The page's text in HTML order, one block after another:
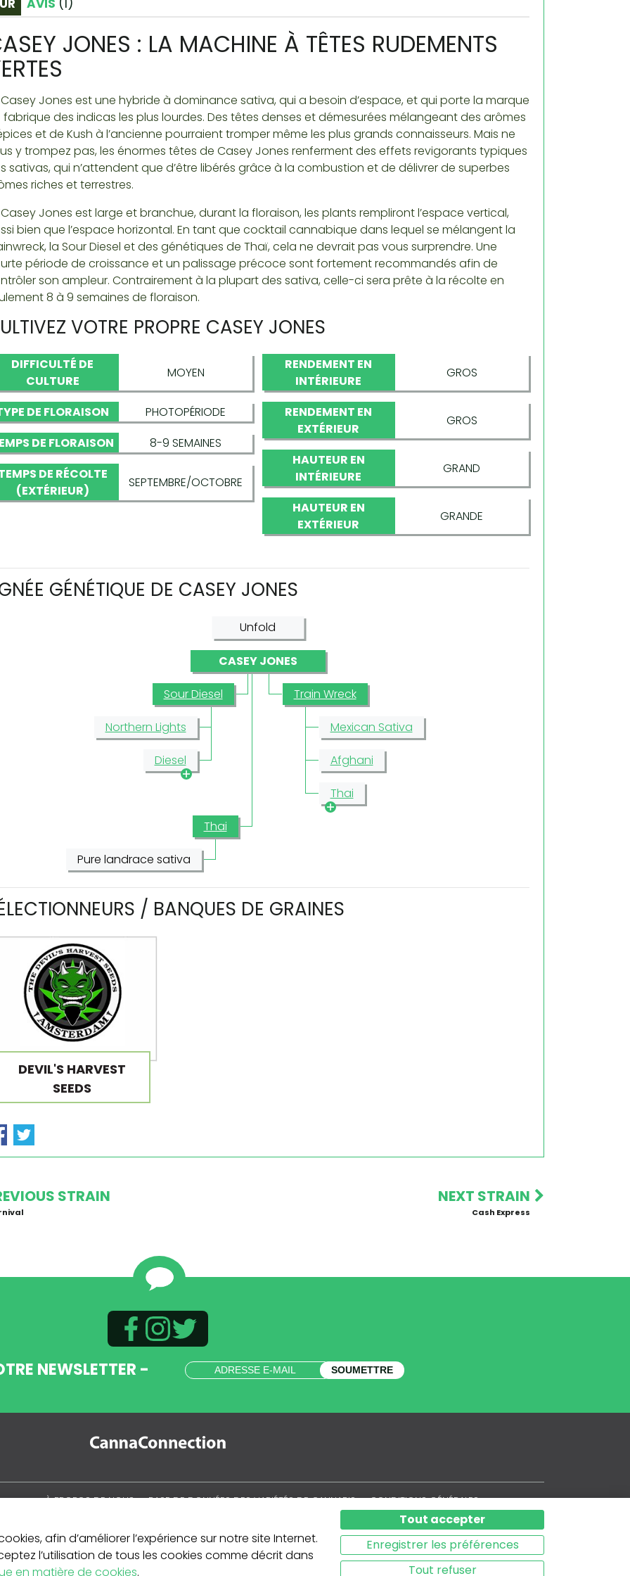
AVIS (1)
JONES : LA MACHINE À TÊTES RUDEMENTS
Casey Jones est une hybride à dominance sativa, qui a besoin d’espace, et qui porte la marque
fabrique des indicas les plus lourdes. Des têtes denses et démesurées mélangeant des arômes
et de Kush à l’ancienne pourraient tromper même les plus grands connaisseurs. Mais ne
y trompez pas, les énormes têtes de Casey Jones renferment des effets revigorants typiques
sativas, qui n’attendent que d’être libérés grâce à la combustion et de délivrer de superbes
riches et terrestres.
Jones est large et branchue, durant la floraison, les plants rempliront l’espace vertical,
bien que l’espace horizontal. En tant que cocktail cannabique dans lequel se mélangent la
la Sour Diesel et des génétiques de Thaï, cela ne devrait pas vous surprendre. Une
période de croissance et un palissage précoce sont fortement recommandés afin de
son ampleur. Contrairement à la plupart des sativa, celle-ci sera prête à la récolte en
8 à 9 semaines de floraison.
VOTRE PROPRE CASEY JONES
DIFFICULTÉ DE
CULTURE
MOYEN
DE FLORAISON
PHOTOPÉRIODE
DE FLORAISON
8-9 SEMAINES
DE RÉCOLTE
(EXTÉRIEUR)
SEPTEMBRE/OCTOBRE
RENDEMENT EN
INTÉRIEURE
GROS
RENDEMENT EN
EXTÉRIEUR
GROS
HAUTEUR EN
INTÉRIEURE
GRAND
HAUTEUR EN
EXTÉRIEUR
GRANDE
GÉNÉTIQUE DE CASEY JONES
Unfold
CASEY JONES
Sour Diesel
Northern Lights
Diesel
Train Wreck
Mexican Sativa
Afghani
Thai
Thai
Pure landrace sativa
/ BANQUES DE GRAINES
DEVIL'S HARVEST
SEEDS
STRAIN NEXT STRAIN
Cash Express
NEWSLETTER - SOUMETTRE
À PROPOS DE NOUS
BASE DE DONNÉES DES VARIÉTÉS DE CANNABIS
CONDITIONS GÉNÉRALES
POLITIQUE DE CONFIDENTIALITÉ
POLITIQUE DE COOKIES
SITEMAP
afin d’améliorer l’expérience sur notre site Internet.
l’utilisation de tous les cookies comme décrit dans
en matière de cookies.
Tout accepter
Enregistrer les préférences
Tout refuser